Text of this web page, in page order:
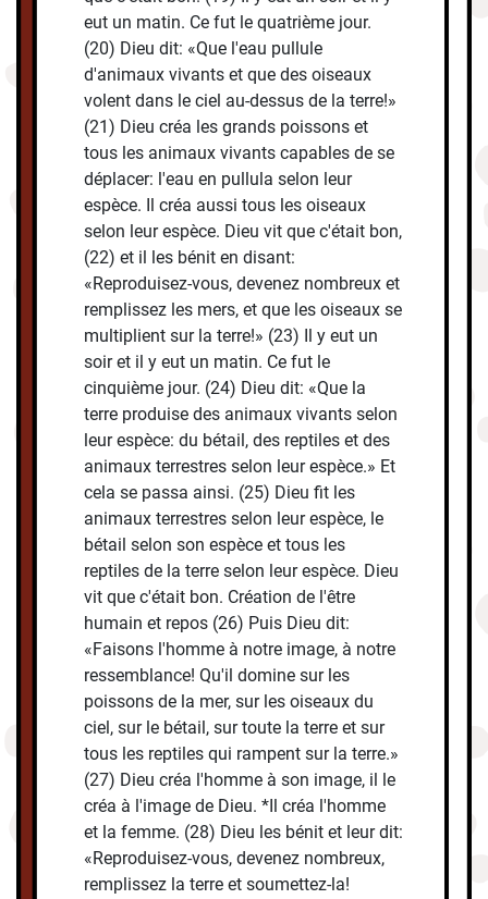
eut un matin. Ce fut le quatrième jour.
(20) Dieu dit: «Que l'eau pullule
d'animaux vivants et que des oiseaux
volent dans le ciel au-dessus de la terre!»
(21) Dieu créa les grands poissons et
tous les animaux vivants capables de se
déplacer: l'eau en pullula selon leur
espèce. Il créa aussi tous les oiseaux
selon leur espèce. Dieu vit que c'était bon,
(22) et il les bénit en disant:
«Reproduisez-vous, devenez nombreux et
remplissez les mers, et que les oiseaux se
multiplient sur la terre!» (23) Il y eut un
soir et il y eut un matin. Ce fut le
cinquième jour. (24) Dieu dit: «Que la
terre produise des animaux vivants selon
leur espèce: du bétail, des reptiles et des
animaux terrestres selon leur espèce.» Et
cela se passa ainsi. (25) Dieu fit les
animaux terrestres selon leur espèce, le
bétail selon son espèce et tous les
reptiles de la terre selon leur espèce. Dieu
vit que c'était bon. Création de l'être
humain et repos (26) Puis Dieu dit:
«Faisons l'homme à notre image, à notre
ressemblance! Qu'il domine sur les
poissons de la mer, sur les oiseaux du
ciel, sur le bétail, sur toute la terre et sur
tous les reptiles qui rampent sur la terre.»
(27) Dieu créa l'homme à son image, il le
créa à l'image de Dieu. *Il créa l'homme
et la femme. (28) Dieu les bénit et leur dit:
«Reproduisez-vous, devenez nombreux,
remplissez la terre et soumettez-la!